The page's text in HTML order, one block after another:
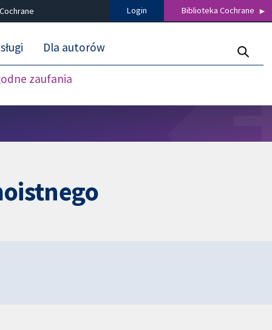
Login Biblioteka Cochrane
zaufania
Dla autorów